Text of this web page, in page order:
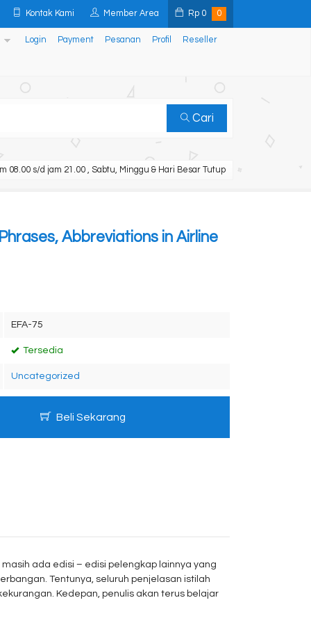
Kontak Kami Member Area Rp 0 0
Login Payment Pesanan Profil Reseller
Cari
08.00 s/d jam 21.00 , Sabtu, Minggu & Hari Besar Tutup
Abbreviations in Airline
EFA-75
Tersedia
Uncategorized
Beli Sekarang
ada edisi – edisi pelengkap lainnya yang
Tentunya, seluruh penjelasan istilah
Kedepan, penulis akan terus belajar